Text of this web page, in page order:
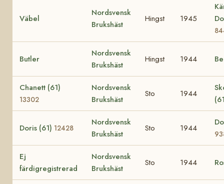
Väbel
Nordsvensk
Brukshäst
Hingst 1945
Butler
Nordsvensk
Brukshäst
Hingst 1944
Chanett (61)
13302
Nordsvensk
Brukshäst
Sto 1944
Doris (61) 12428
Nordsvensk
Brukshäst
Sto 1944
Ej
färdigregistrerad
Nordsvensk
Brukshäst
Sto 1944